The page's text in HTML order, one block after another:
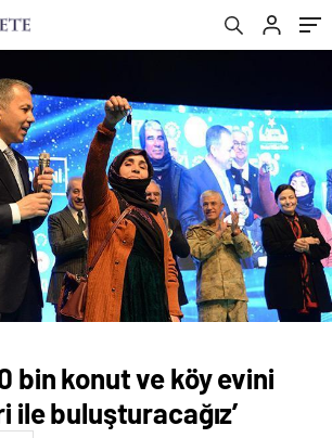
bin konut ve köy evini
ile buluşturacağız’